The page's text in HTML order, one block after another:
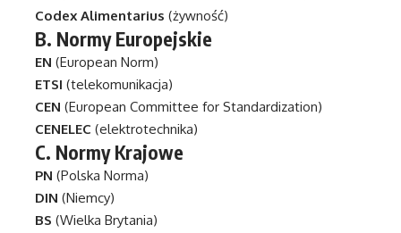
Codex Alimentarius (żywność)
B. Normy Europejskie
EN (European Norm)
ETSI (telekomunikacja)
CEN (European Committee for Standardization)
CENELEC (elektrotechnika)
C. Normy Krajowe
PN (Polska Norma)
DIN (Niemcy)
BS (Wielka Brytania)